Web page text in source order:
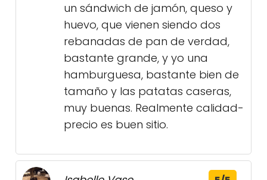
un sándwich de jamón, queso y
huevo, que vienen siendo dos
rebanadas de pan de verdad,
bastante grande, y yo una
hamburguesa, bastante bien de
tamaño y las patatas caseras,
muy buenas. Realmente calidad-
precio es buen sitio.